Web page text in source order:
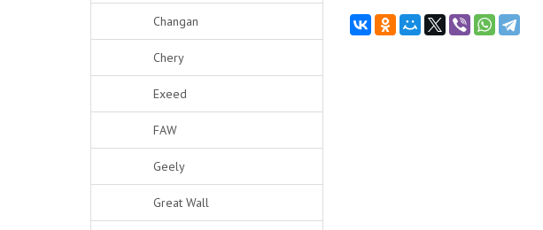
Changan
Chery
Exeed
FAW
Geely
Great Wall